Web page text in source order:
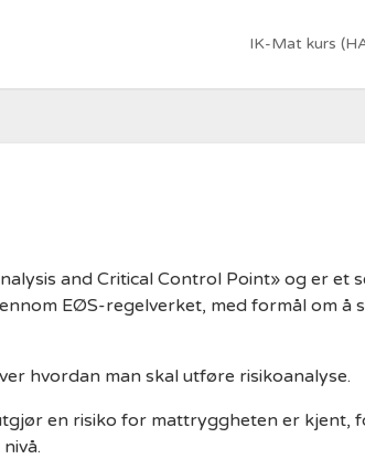
IK-Mat kurs
and Critical Control Point» og er
EØS-regelverket, med formål om å
hvordan man skal utføre risikoanalyse.
en risiko for mattryggheten er kjent,